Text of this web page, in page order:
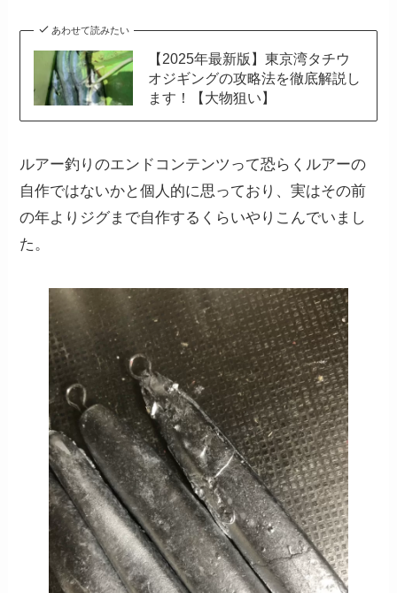
あわせて読みたい
【2025年最新版】東京湾タチウ
オジギングの攻略法を徹底解説し
ます！【大物狙い】
ルアー釣りのエンドコンテンツって恐らくルアーの
自作ではないかと個人的に思っており、実はその前
の年よりジグまで自作するくらいやりこんでいまし
た。